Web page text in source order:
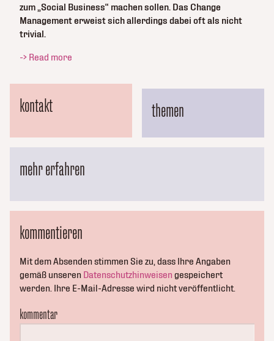
kontakt
zum „Social Business“ machen sollen. Das Change
Management erweist sich allerdings dabei oft als nicht
trivial.
-> Read more
themen
mehr erfahren
kommentieren
Mit dem Absenden stimmen Sie zu, dass Ihre Angaben
gemäß unseren Datenschutzhinweisen gespeichert
werden. Ihre E-Mail-Adresse wird nicht veröffentlicht.
kommentar